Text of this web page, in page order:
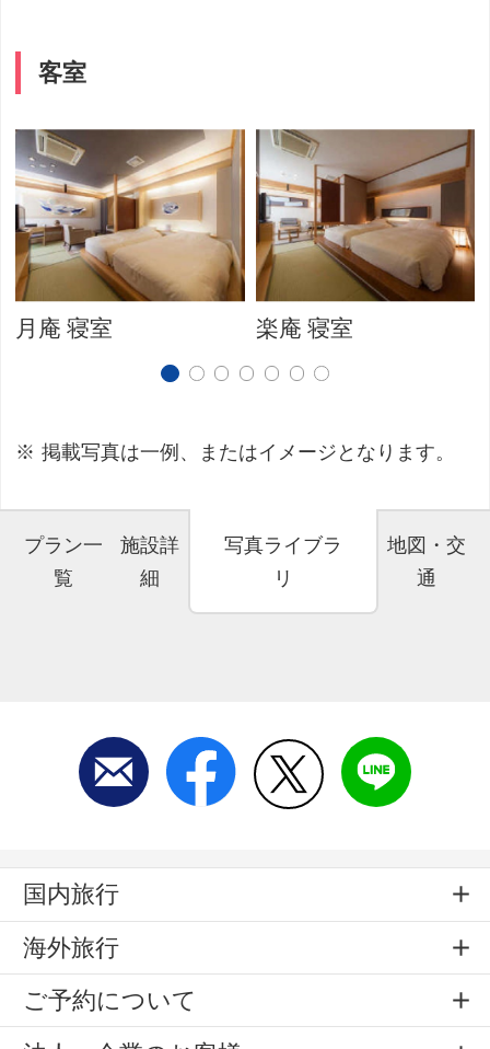
客室
月庵 寝室 楽庵 寝室
掲載写真は一例、またはイメージとなります。
プラン一
覧
施設詳
細
写真ライブラ
リ
地図・交
通
国内旅行
海外旅行
ご予約について